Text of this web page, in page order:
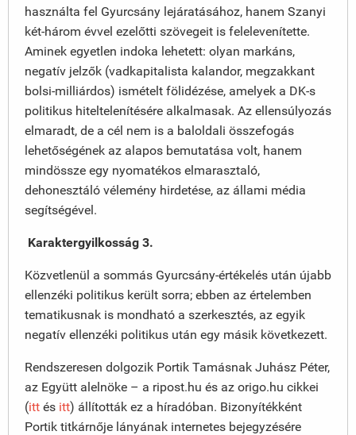
használta fel Gyurcsány lejáratásához, hanem Szanyi
két-három évvel ezelőtti szövegeit is felelevenítette.
Aminek egyetlen indoka lehetett: olyan markáns,
negatív jelzők (vadkapitalista kalandor, megzakkant
bolsi-milliárdos) ismételt fölidézése, amelyek a DK-s
politikus hiteltelenítésére alkalmasak. Az ellensúlyozás
elmaradt, de a cél nem is a baloldali összefogás
lehetőségének az alapos bemutatása volt, hanem
mindössze egy nyomatékos elmarasztaló,
dehonesztáló vélemény hirdetése, az állami média
segítségével.
Karaktergyilkosság 3.
Közvetlenül a sommás Gyurcsány-értékelés után újabb
ellenzéki politikus került sorra; ebben az értelemben
tematikusnak is mondható a szerkesztés, az egyik
negatív ellenzéki politikus után egy másik következett.
Rendszeresen dolgozik Portik Tamásnak Juhász Péter,
az Együtt alelnöke – a ripost.hu és az origo.hu cikkei
(itt és itt) állították ez a híradóban. Bizonyítékként
Portik titkárnője lányának internetes bejegyzésére